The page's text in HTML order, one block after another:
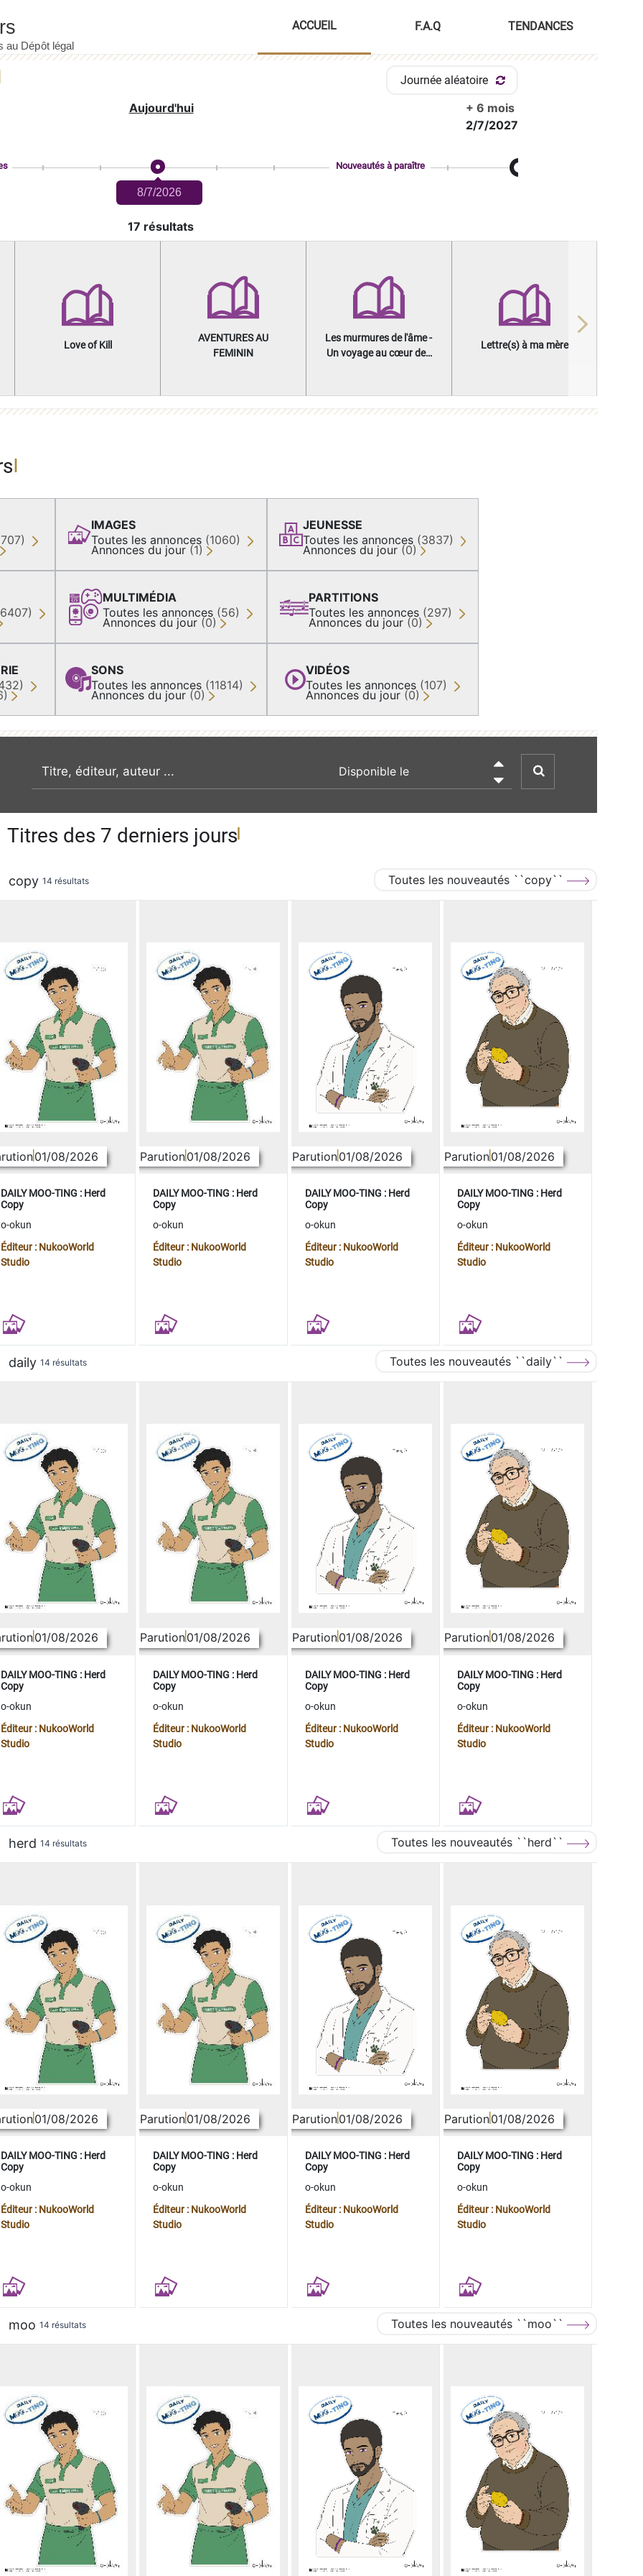
ACCUEIL F.A.Q TENDANCES
Journée aléatoire
Aujourd'hui
+ 6 mois
2/7/2027
8/7/2026
Nouveautés à paraître
17 résultats
Love of Kill
AVENTURES AU
FEMININ
Les murmures de l'âme -
Un voyage au cœur des
Lettre(s) à ma mère
Next
IMAGES
Toutes les annonces (1060)
Annonces du jour (1)
MULTIMÉDIA
Toutes les annonces (56)
Annonces du jour (0)
SONS
Toutes les annonces (11814)
Annonces du jour (0)
JEUNESSE
Toutes les annonces (3837)
Annonces du jour (0)
PARTITIONS
Toutes les annonces (297)
Annonces du jour (0)
VIDÉOS
Toutes les annonces (107)
Annonces du jour (0)
recherche par mot clé

Titres des 7 derniers jours
copy 14 résultats Toutes les nouveautés ``copy``
01/08/2026
DAILY MOO-TING : Herd
Copy
o-okun
Éditeur : NukooWorld
Studio
Parution01/08/2026
DAILY MOO-TING : Herd
Copy
o-okun
Éditeur : NukooWorld
Studio
Parution01/08/2026
DAILY MOO-TING : Herd
Copy
o-okun
Éditeur : NukooWorld
Studio
Parution01/08/2026
DAILY MOO-TING : Herd
Copy
o-okun
Éditeur : NukooWorld
Studio
daily 14 résultats Toutes les nouveautés ``daily``
01/08/2026
DAILY MOO-TING : Herd
Copy
o-okun
Éditeur : NukooWorld
Studio
Parution01/08/2026
DAILY MOO-TING : Herd
Copy
o-okun
Éditeur : NukooWorld
Studio
Parution01/08/2026
DAILY MOO-TING : Herd
Copy
o-okun
Éditeur : NukooWorld
Studio
Parution01/08/2026
DAILY MOO-TING : Herd
Copy
o-okun
Éditeur : NukooWorld
Studio
herd 14 résultats Toutes les nouveautés ``herd``
01/08/2026
DAILY MOO-TING : Herd
Copy
o-okun
Éditeur : NukooWorld
Studio
Parution01/08/2026
DAILY MOO-TING : Herd
Copy
o-okun
Éditeur : NukooWorld
Studio
Parution01/08/2026
DAILY MOO-TING : Herd
Copy
o-okun
Éditeur : NukooWorld
Studio
Parution01/08/2026
DAILY MOO-TING : Herd
Copy
o-okun
Éditeur : NukooWorld
Studio
moo 14 résultats Toutes les nouveautés ``moo``